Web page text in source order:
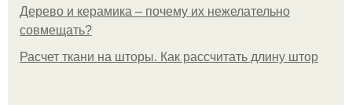
Дерево и керамика – почему их нежелательно
совмещать?
Расчет ткани на шторы. Как рассчитать длину штор